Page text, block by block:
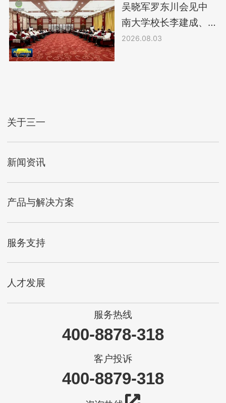
吴晓军罗东川会见中
南大学校长李建成、
三一集团轮值董事长
2026.08.03
关于三一
新闻资讯
产品与解决方案
服务支持
人才发展
服务热线
400-8878-318
客户投诉
400-8879-318